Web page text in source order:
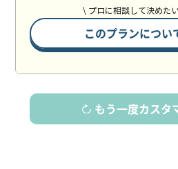
\ プロに相談して決めた
このプランについ
もう一度カスタ